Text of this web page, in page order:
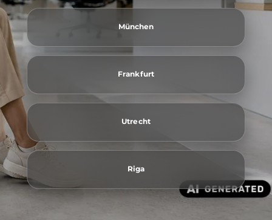
München
Frankfurt
Utrecht
Riga